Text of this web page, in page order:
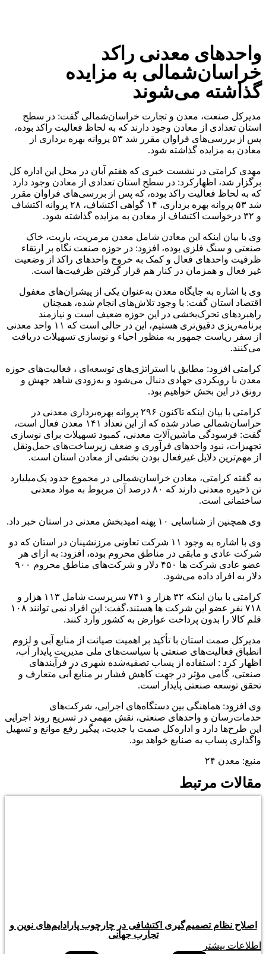
واحدهای معدنی راکد
خراسان‌شمالی به مزایده
گذاشته می‌شوند
مدیرکل صنعت، معدن و تجارت خراسان‌شمالی گفت: در سطح
استان تعدادی از معادن وجود دارند که به لحاظ فعالیت راکد بوده،
پس از بررسی‌های فراوان مقرر شد ۵۳ پروانه بهره برداری از
معادن به مزایده گذاشته شود.
مهدی کرامتی در نشست خبری که هفتم آبان در محل این اداره کل
برگزار شد، اظهارکرد: در سطح استان تعدادی از معادن وجود دارد
که به لحاظ فعالیت راکد بوده، که پس از بررسی‌های فراوان مقرر
شد ۵۳ پروانه بهره برداری، ۱۴ گواهی اکتشاف، ۲۸ پروانه اکتشاف
و ۳۲ درخواست اکتشاف از معادن به مزایده گذاشته شود.
وی با بیان اینکه این معادن شامل معدن مرمریت، باریت، خاک
صنعتی و سنگ فلزی بوده، افزود: در حوزه صنعت نگاه بر ارتقاء
ظرفیت واحدهای فعال و کمک به خروج واحدهای راکد از وضعیت
غیر فعال و همزمان در کنار هم قرار گرفتن ظرفیت‌ها است.
وی با اشاره به جایگاه معدن به‌عنوان یکی از پیشران‌های مغفول
اقتصاد استان گفت: با وجود تلاش‌های انجام شده، همچنان
راهبردهای تحرک‌بخشی در این حوزه ضعیف است و نیازمند
برنامه‌ریزی دقیق‌تری هستیم، این در حالی است که ۱۱ واحد معدنی
از سفر ریاست جمهور به منظور احیاء و نوسازی تسهیلات دریافت
می‌کنند.
کرامتی افزود: مطابق با استراتژی‌های توسعه‌ای ، فعالیت‌های حوزه
معدن با رویکردی جهادی دنبال می‌شود و به‌زودی شاهد جهش و
رونق در این بخش خواهیم بود.
کرامتی با بیان اینکه تاکنون ۲۹۶ پروانه بهره‌برداری معدنی در
خراسان‌شمالی صادر شده که از این تعداد ۱۴۱ معدن فعال است،
گفت: فرسودگی ماشین‌آلات معدنی، کمبود تسهیلات برای نوسازی
تجهیزات، نبود واحدهای فرآوری و ضعف زیرساخت‌های حمل‌ونقل
از مهم‌ترین دلایل غیرفعال بودن بخشی از معادن استان است.
به گفته کرامتی، معادن خراسان‌شمالی در مجموع حدود یک‌میلیارد
تن ذخیره معدنی دارند که ۸۰ درصد آن مربوط به مواد معدنی
ساختمانی است.
وی همچنین از شناسایی ۱۰ پهنه امیدبخش معدنی در استان خبر داد.
وی با اشاره به وجود ۱۱ شرکت تعاونی مرزنشینان در استان که دو
شرکت عادی و مابقی در مناطق محروم بوده، افزود: به ازای هر
عضو عادی شرکت ها ۴۵۰ دلار و شرکت‌های مناطق محروم ۹۰۰
دلار به افراد داده می‌شود.
کرامتی با بیان اینکه ۳۲ هزار و ۷۴۱ سرپرست شامل ۱۱۳ هزار و
۷۱۸ نفر عضو این شرکت ها هستند،گفت: این افراد نمی توانند ۱۰۸
قلم کالا را بدون پرداخت عوارض به کشور وارد کنند.
مدیرکل صمت استان با تأکید بر اهمیت صیانت از منابع آبی و لزوم
انطباق فعالیت‌های صنعتی با سیاست‌های ملی مدیریت پایدار آب،
اظهار کرد : استفاده از پساب تصفیه‌شده شهری در فرآیندهای
صنعتی، گامی مؤثر در جهت کاهش فشار بر منابع آبی متعارف و
تحقق توسعه صنعتی پایدار است.
وی افزود: هماهنگی بین دستگاه‌های اجرایی، شرکت‌های
خدمات‌رسان و واحدهای صنعتی، نقش مهمی در تسریع روند اجرایی
این طرح‌ها دارد و اداره‌کل صمت با جدیت، پیگیر رفع موانع و تسهیل
واگذاری پساب به صنایع خواهد بود.
منبع: معدن ۲۴
مقالات مرتبط
اصلاح نظام تصمیم‌گیری اکتشافی در چارچوب پارادایم‌های نوین و
تجارب جهانی
اطلاعات بیشتر